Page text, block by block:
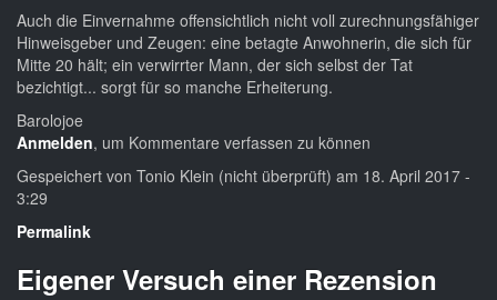
Auch die Einvernahme offensichtlich nicht voll zurechnungsfähiger
Hinweisgeber und Zeugen: eine betagte Anwohnerin, die sich für
Mitte 20 hält; ein verwirrter Mann, der sich selbst der Tat
bezichtigt... sorgt für so manche Erheiterung.
Barolojoe
Anmelden, um Kommentare verfassen zu können
Gespeichert von Tonio Klein (nicht überprüft) am 18. April 2017 -
3:29
Permalink
Eigener Versuch einer Rezension